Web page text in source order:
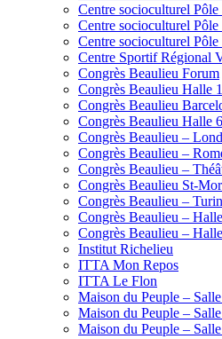
Centre socioculturel
Centre socioculturel
Centre socioculturel
Centre Sportif Régional
Congrès Beaulieu Forum
Congrès Beaulieu Halle 1
Congrès Beaulieu
Congrès Beaulieu Halle
Congrès Beaulieu –
Congrès Beaulieu –
Congrès Beaulieu –
Congrès Beaulieu St-
Congrès Beaulieu –
Congrès Beaulieu –
Congrès Beaulieu –
Institut Richelieu
ITTA Mon Repos
ITTA Le Flon
Maison du Peuple –
Maison du Peuple –
Maison du Peuple – Salle